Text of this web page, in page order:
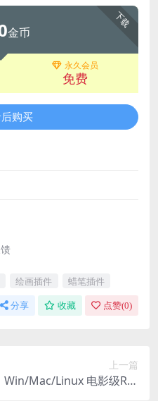
下载
金币
永久会员
免费
购买
绘画插件 蜡笔插件
分享 收藏 点赞(0)
上一篇
Mac/Linux 电影级Rot